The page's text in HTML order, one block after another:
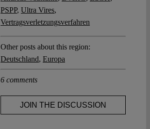
PSPP, Ultra Vires,
Vertragsverletzungsverfahren
Other posts about this region:
Deutschland, Europa
6 comments
JOIN THE DISCUSSION